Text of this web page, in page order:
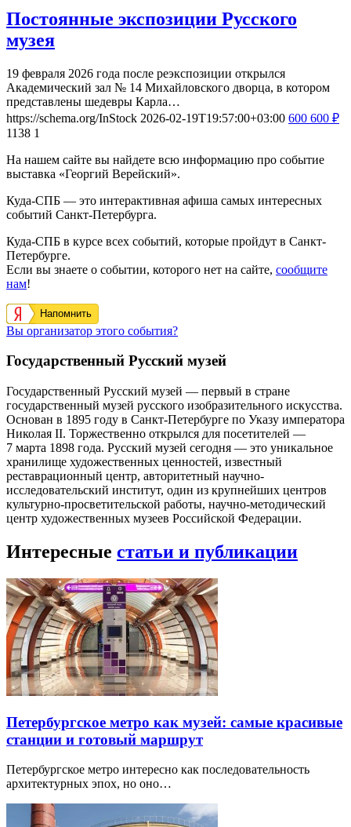
Постоянные экспозиции Русского
музея
19 февраля 2026 года после реэкспозиции открылся
Академический зал № 14 Михайловского дворца, в котором
представлены шедевры Карла…
https://schema.org/InStock 2026-02-19T19:57:00+03:00 600 600 ₽
1138 1
На нашем сайте вы найдете всю информацию про событие
выставка «Георгий Верейский».
Куда-СПБ — это интерактивная афиша самых интересных
событий Санкт-Петербурга.
Куда-СПБ в курсе всех событий, которые пройдут в Санкт-
Петербурге.
Если вы знаете о событии, которого нет на сайте, сообщите
нам!
Напомнить
Вы организатор этого события?
Государственный Русский музей
Государственный Русский музей — первый в стране
государственный музей русского изобразительного искусства.
Основан в 1895 году в Санкт-Петербурге по Указу императора
Николая II. Торжественно открылся для посетителей —
7 марта 1898 года. Русский музей сегодня — это уникальное
хранилище художественных ценностей, известный
реставрационный центр, авторитетный научно-
исследовательский институт, один из крупнейших центров
культурно-просветительской работы, научно-методический
центр художественных музеев Российской Федерации.
Интересные статьи и публикации
Петербургское метро как музей: самые красивые
станции и готовый маршрут
Петербургское метро интересно как последовательность
архитектурных эпох, но оно…